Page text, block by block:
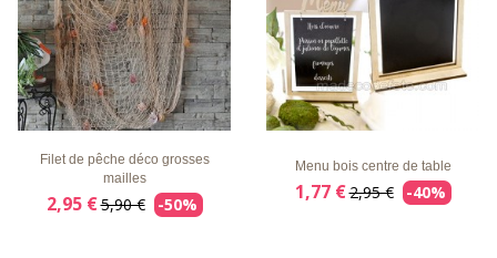
LISTE
D'ENVIE
APERÇU
RAPIDE
DÉTAILS
Filet de pêche déco grosses
mailles
2,95 €5,90 € -50%
LISTE
D'ENVIE
APERÇU
RAPIDE
Menu bois centre de table
1,77 €2,95 € -40%